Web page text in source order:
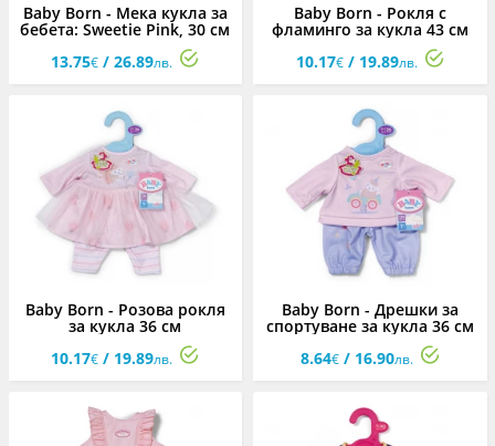
Baby Born - Мека кукла за
бебета: Sweetie Pink, 30 см
13.75€ / 26.89лв.
Baby Born - Рокля с
фламинго за кукла 43 см
10.17€/ 19.89лв.
Baby Born - Розова рокля
за кукла 36 см
10.17€ / 19.89лв.
Baby Born - Дрешки за
спортуване за кукла 36 см
8.64€/ 16.90лв.